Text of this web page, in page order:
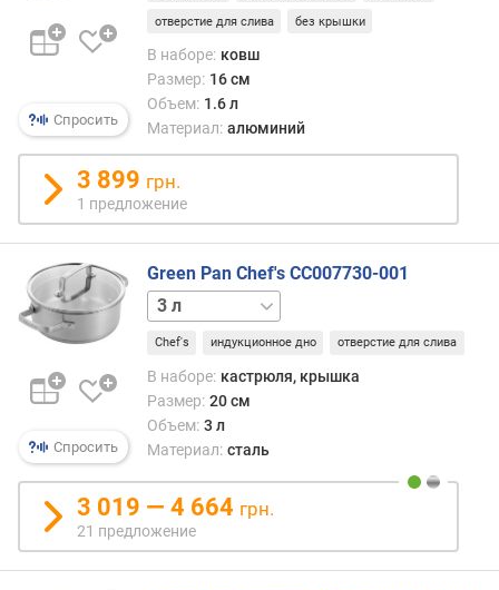
р
ы
и
м
и
н
.
р
а
з
м
р
(
м
)
м
а
к
Спросить
отверстие для слива без крышки
В наборе: ковш
Размер: 16 см
Объем: 1.6 л
Материал: алюминий
3 899 грн.
1 предложение
Спросить
Green Pan Chef's CC007730-001
2 л 4.6 л
Chef's индукционное дно отверстие для слива
В наборе: кастрюля, крышка
Размер: 20 см
Объем: 3 л
Материал: сталь
3 019 — 4 664 грн.
21 предложение